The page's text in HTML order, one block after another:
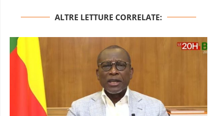
ALTRE LETTURE CORRELATE: